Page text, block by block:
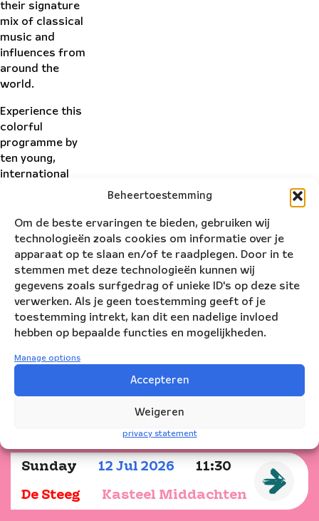
Beheertoestemming
Om de beste ervaringen te bieden, gebruiken wij
technologieën zoals cookies om informatie over je
apparaat op te slaan en/of te raadplegen. Door in te
stemmen met deze technologieën kunnen wij
gegevens zoals surfgedrag of unieke ID's op deze site
verwerken. Als je geen toestemming geeft of je
toestemming intrekt, kan dit een nadelige invloed
hebben op bepaalde functies en mogelijkheden.
Manage options
Accepteren
Weigeren
privacy statement
their signature
mix of classical
music and
influences from
around the
world.
Experience this
colorful
programme by
ten young,
international
and playfulness.
Set in the green
surroundings of
the castle
gardens, this
open-air concert
will be a treat for
all attendees.
Sunday 12 Jul 2026 11:30
De Steeg Kasteel Middachten